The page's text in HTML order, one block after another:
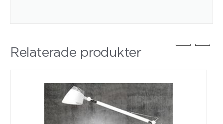
Relaterade produkter